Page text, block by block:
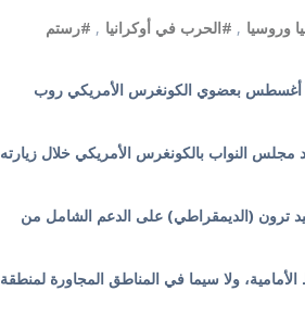
وروسيا , #الحرب في أوكرانيا , #رستم
بالعربية/ التقى وزير الدفاع الأوكراني رستم أميروف في 21 آب/ أغسطس بعضوي الكونغرس الأمريكي روب
النواب بالكونغرس الأمريكي خلال زيارته
ترون (الديمقراطي) على الدعم الشامل من
الأمامية، ولا سيما في المناطق المجاورة لمنطقة